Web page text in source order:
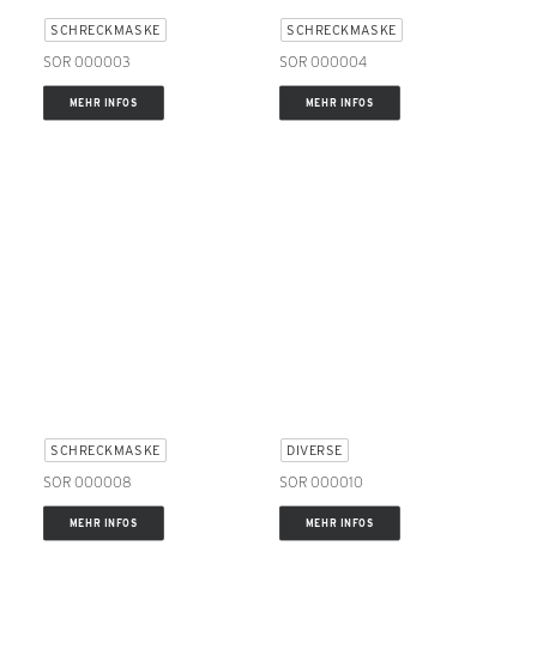
SCHRECKMASKE
SOR 000003
MEHR INFOS
SCHRECKMASKE
SOR 000004
MEHR INFOS
SCHRECKMASKE
SOR 000008
MEHR INFOS
DIVERSE
SOR 000010
MEHR INFOS